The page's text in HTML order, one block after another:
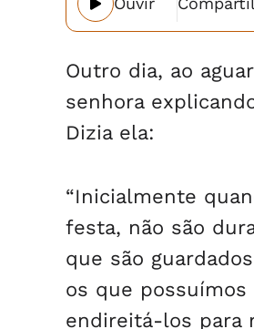
Outro dia, ao
senhora
Dizia ela:
“Inicialmente
festa, não são
que são
os que
endireitá-los para